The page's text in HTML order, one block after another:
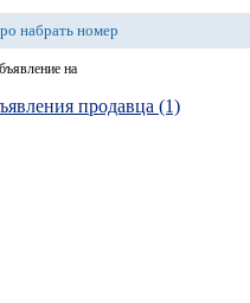
набрать номер
на
продавца (1)